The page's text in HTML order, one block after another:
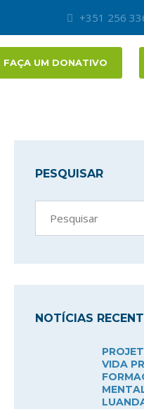
+351 256
FAÇA UM DONATIVO
PESQUISAR
NOTÍCIAS
VIDA